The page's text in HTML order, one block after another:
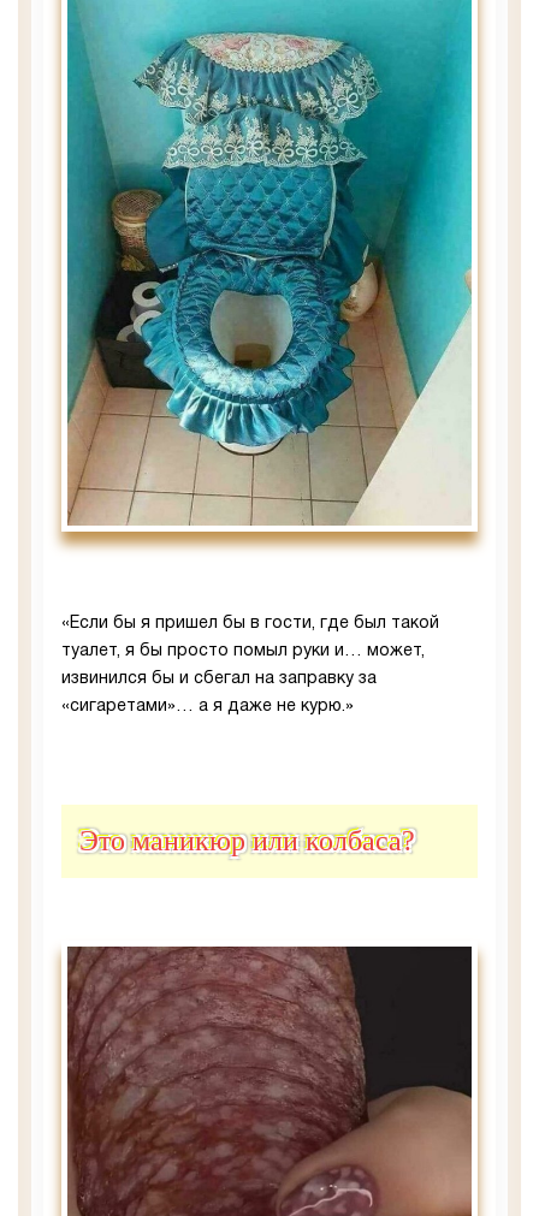
«Если бы я пришел бы в гости, где был такой
туалет, я бы просто помыл руки и… может,
извинился бы и сбегал на заправку за
«сигаретами»… а я даже не курю.»
Это маникюр или колбаса?